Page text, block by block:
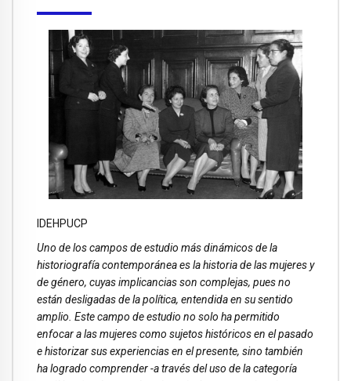
IDEHPUCP
Uno de los campos de estudio más dinámicos de la
historiografía contemporánea es la historia de las mujeres y
de género, cuyas implicancias son complejas, pues no
están desligadas de la política, entendida en su sentido
amplio. Este campo de estudio no solo ha permitido
enfocar a las mujeres como sujetos históricos en el pasado
e historizar sus experiencias en el presente, sino también
ha logrado comprender -a través del uso de la categoría